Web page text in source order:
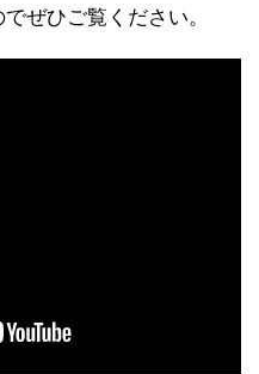
ぜひご覧ください。